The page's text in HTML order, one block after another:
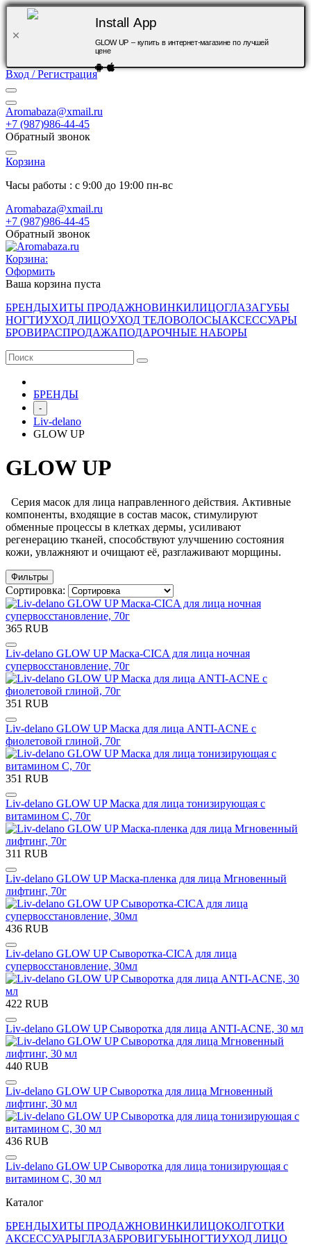
Install App
GLOW UP – купить в интернет-магазине по лучшей
цене
Вход / Регистрация
Aromabaza@xmail.ru
+7 (987)986-44-45
Обратный звонок
Корзина
Часы работы : с 9:00 до 19:00 пн-вс
Aromabaza@xmail.ru
+7 (987)986-44-45
Обратный звонок
Корзина:
Оформить
Ваша корзина пуста
БРЕНДЫХИТЫ ПРОДАЖНОВИНКИЛИЦОГЛАЗАГУБЫ
НОГТИУХОД ЛИЦОУХОД ТЕЛОВОЛОСЫАКСЕССУАРЫ
БРОВИРАСПРОДАЖАПОДАРОЧНЫЕ НАБОРЫ
БРЕНДЫ
-
Liv-delano
GLOW UP
GLOW UP
Серия масок для лица направленного действия. Активные
компоненты, входящие в состав масок, стимулируют
обменные процессы в клетках дермы, усиливают
регенерацию тканей, способствуют улучшению состояния
кожи, увлажняют и очищают её, разглаживают морщины.
Фильтры
Сортировка:
365 RUB
Liv-delano GLOW UP Маска-CICA для лица ночная
супервосстановление, 70г
351 RUB
Liv-delano GLOW UP Маска для лица ANTI-ACNE с
фиолетовой глиной, 70г
351 RUB
Liv-delano GLOW UP Маска для лица тонизирующая с
витамином С, 70г
311 RUB
Liv-delano GLOW UP Маска-пленка для лица Мгновенный
лифтинг, 70г
436 RUB
Liv-delano GLOW UP Сыворотка-CICA для лица
супервосстановление, 30мл
422 RUB
Liv-delano GLOW UP Сыворотка для лица ANTI-ACNE, 30 мл
440 RUB
Liv-delano GLOW UP Сыворотка для лица Мгновенный
лифтинг, 30 мл
436 RUB
Liv-delano GLOW UP Сыворотка для лица тонизирующая с
витамином С, 30 мл
Каталог
БРЕНДЫХИТЫ ПРОДАЖНОВИНКИЛИЦОКОЛГОТКИ
АКСЕССУАРЫГЛАЗАБРОВИГУБЫНОГТИУХОД ЛИЦО